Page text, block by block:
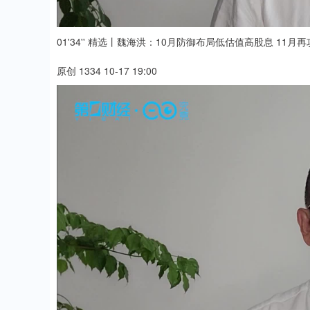
01'34'' 精选丨魏海洪：10月防御布局低估值高股息 11月再
原创 1334 10-17 19:00